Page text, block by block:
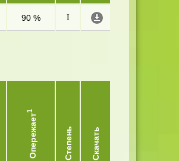
90 % I
Опережает
1
Степень Скачать